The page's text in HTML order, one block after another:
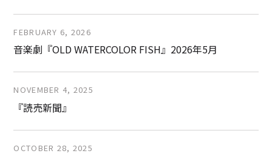
FEBRUARY 6, 2026
音楽劇『OLD WATERCOLOR FISH』2026年5月
NOVEMBER 4, 2025
『読売新聞』
OCTOBER 28, 2025